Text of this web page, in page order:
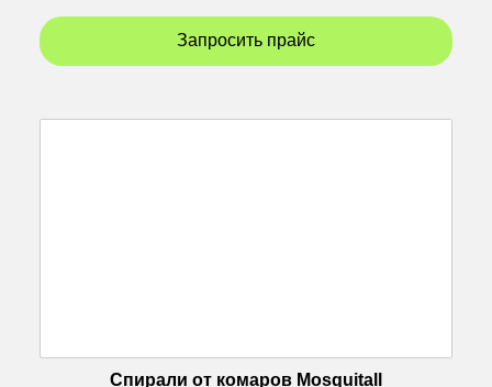
Запросить прайс
Спирали от комаров Mosquitall